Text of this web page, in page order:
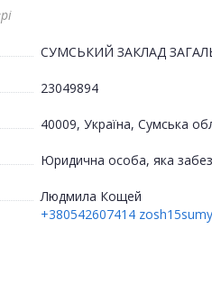
СУМСЬКИЙ ЗАКЛАД
23049894
40009, Україна, Сумська
Юридична особа, яка
Людмила Кощей
+380542607414